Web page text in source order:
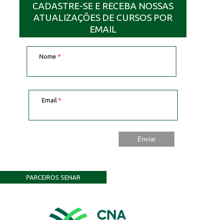
CADASTRE-SE E RECEBA NOSSAS
ATUALIZAÇÕES DE CURSOS POR
EMAIL
Nome *
Email *
PARCEIROS SENAR